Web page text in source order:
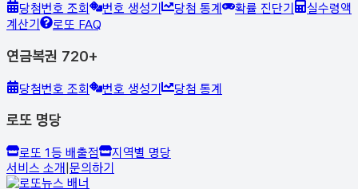
당첨번호 조회 번호 생성기 당첨 통계 확률 진단기
실수령액
계산기
로또 FAQ
연금복권 720+
당첨번호 조회 번호 생성기 당첨 통계
로또 명당
로또 1등 배출점
지역별 명당
서비스 소개|문의하기